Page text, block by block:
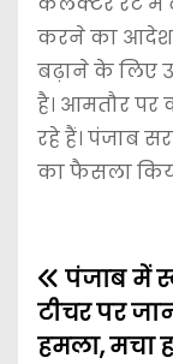
करने का आदेश
बढ़ाने के लिए
है। आमतौर पर
रहे हैं। पंजाब
का फैसला
पंजाब में
टीचर पर
हमला, मचा